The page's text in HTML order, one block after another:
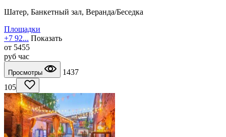
Шатер, Банкетный зал, Веранда/Беседка
Площадки
+7 92... Показать
от 5455
руб час
Просмотры
1437
105